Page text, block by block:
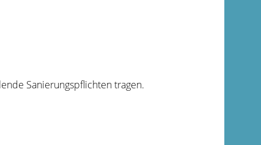
Sanierungspflichten tragen.